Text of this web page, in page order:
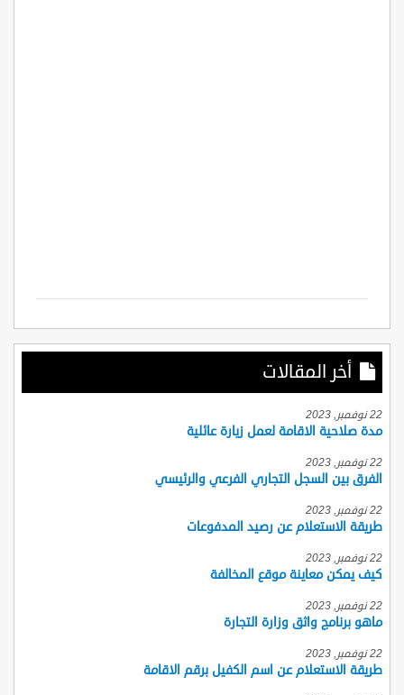
أخر المقالات
22 نوفمبر, 2023
مدة صلاحية الاقامة لعمل زيارة عائلية
22 نوفمبر, 2023
الفرق بين السجل التجاري الفرعي والرئيسي
22 نوفمبر, 2023
طريقة الاستعلام عن رصيد المدفوعات
22 نوفمبر, 2023
كيف يمكن معاينة موقع المخالفة
22 نوفمبر, 2023
ماهو برنامج واثق وزارة التجارة
22 نوفمبر, 2023
طريقة الاستعلام عن اسم الكفيل برقم الاقامة